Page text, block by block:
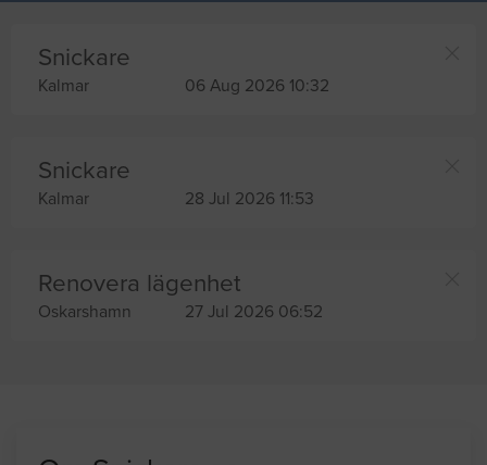
Snickare
Kalmar 06 Aug 2026 10:32
Snickare
Kalmar 28 Jul 2026 11:53
Renovera lägenhet
Oskarshamn 27 Jul 2026 06:52